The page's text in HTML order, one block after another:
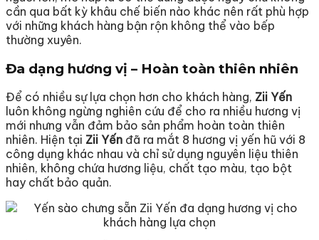
cần qua bất kỳ khâu chế biến nào khác nên rất phù hợp
với những khách hàng bận rộn không thể vào bếp
thường xuyên.
Đa dạng hương vị – Hoàn toàn thiên nhiên
Để có nhiều sự lựa chọn hơn cho khách hàng, Zii Yến
luôn không ngừng nghiên cứu để cho ra nhiều hương vị
mới nhưng vẫn đảm bảo sản phẩm hoàn toàn thiên
nhiên. Hiện tại Zii Yến đã ra mắt 8 hương vị yến hũ với 8
công dụng khác nhau và chỉ sử dụng nguyên liệu thiên
nhiên, không chứa hương liệu, chất tạo màu, tạo bột
hay chất bảo quản.